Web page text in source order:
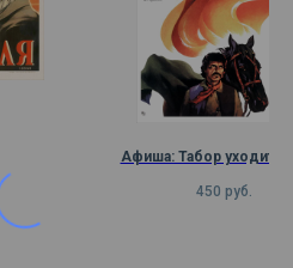
Афиша: Табор уходит в
450 руб.